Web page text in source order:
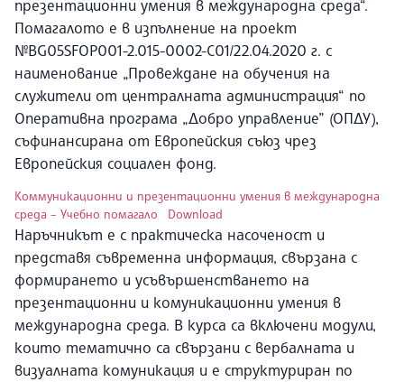
презентационни умения в международна среда“.
Помагалото е в изпълнение на проект
№BG05SFOP001-2.015-0002-C01/22.04.2020 г. с
наименование „Провеждане на обучения на
служители от централната администрация“ по
Оперативна програма „Добро управление” (ОПДУ),
съфинансирана от Европейския съюз чрез
Европейския социален фонд.
Коммуникационни и презентационни умения в международна
среда – Учебно помагало
Download
Наръчникът е с практическа насоченост и
представя съвременна информация, свързана с
формирането и усъвършенстването на
презентационни и комуникационни умения в
международна среда. В курса са включени модули,
които тематично са свързани с вербалната и
визуалната комуникация и е структуриран по